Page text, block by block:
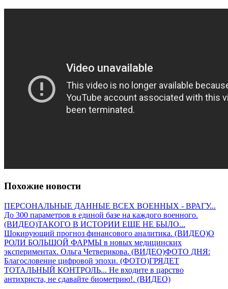
Похожие новости
ПЕРСОНАЛЬНЫЕ ДАННЫЕ ВСЕХ ВОЕННЫХ - ВРАГУ...
До 300 параметров в единой базе на каждого военного.
(ВИДЕО)ТАКОГО В ИСТОРИИ ЕЩЕ НЕ БЫЛО...
Шокирующий прогноз финансового аналитика. (ВИДЕО)О
РОЛИ БОЛЬШОЙ ФАРМЫ в новых медицинских
экспериментах. Ольга Четверикова. (ВИДЕО)ФОТО ДНЯ:
Благословение цифровой эпохи. (ФОТО)ГРЯДЕТ
ТОТАЛЬНЫЙ КОНТРОЛЬ... Не входите в царство
антихриста, не сдавайте биометрию!. (ВИДЕО)